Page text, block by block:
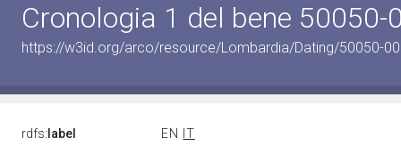
Cronologia 1 del bene 50050-
https://w3id.org/arco/resource/Lombardia/Dating/50050-
rdfs: label EN
IT